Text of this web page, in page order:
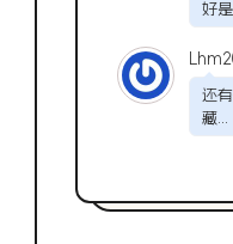
好是
还
藏...